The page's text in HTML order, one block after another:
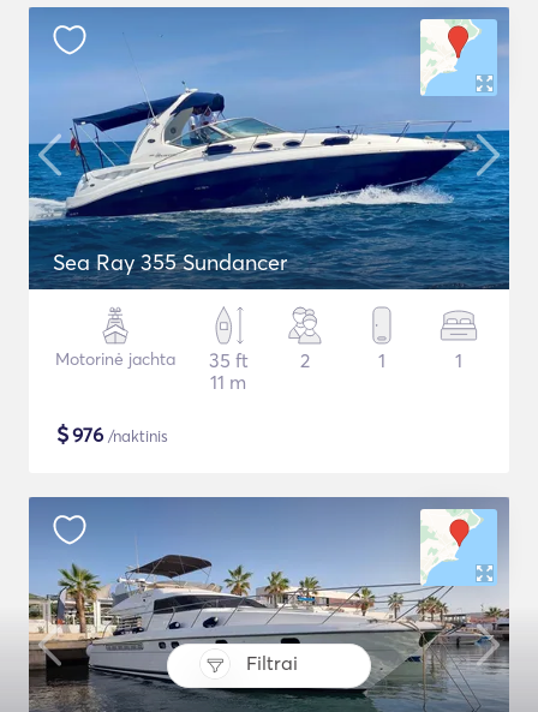
Filtrai
Sea Ray 355 Sundancer
Motorinė jachta
35 ft
11 m
2 1 1
$976 /naktinis